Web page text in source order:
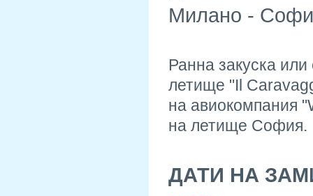
Милано -
Ранна закуска
летище "Il
на авиокомпания
на летище София.
ДАТИ НА